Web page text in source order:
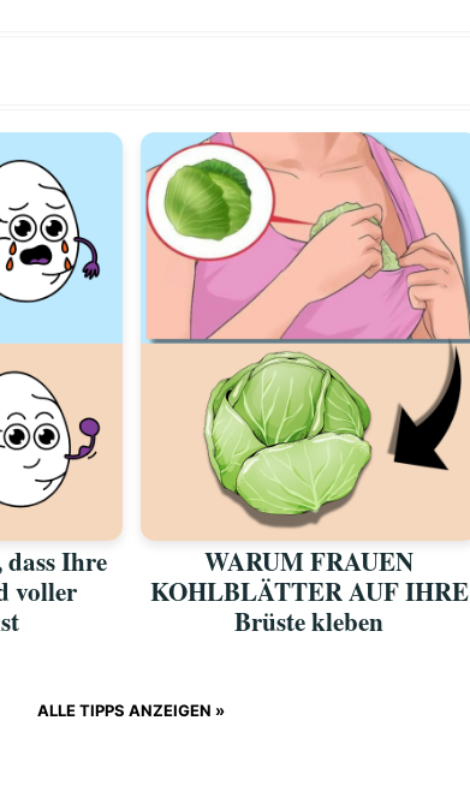
Ihre
voller
WARUM FRAUEN
KOHLBLÄTTER AUF IHRE
Brüste kleben
ALLE TIPPS ANZEIGEN »